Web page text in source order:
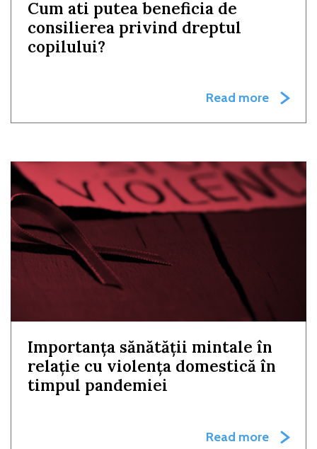
Cum ati putea beneficia de
consilierea privind dreptul
copilului?
Read more
Importanța sănătății mintale în
relație cu violența domestică în
timpul pandemiei
Read more